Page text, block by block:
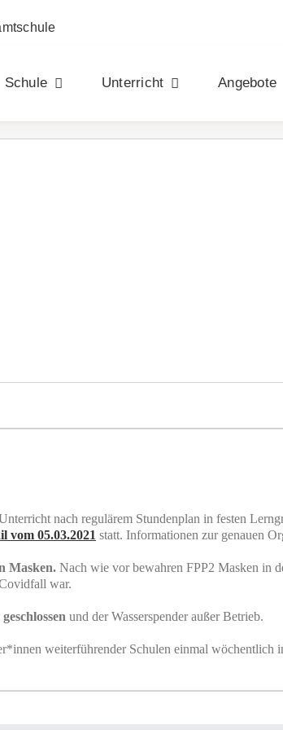
Schule Unterricht Angebote
nach regulärem Stundenplan in festen
vom 05.03.2021 statt. Informationen zur genauen
Masken.Nach wie vor bewahren FPP2 Masken in
war.
und der Wasserspender außer Betrieb.
weiterführender Schulen einmal wöchentlich